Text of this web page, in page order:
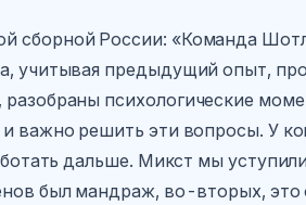
сборной России: «Команда
учитывая предыдущий опыт,
психологические
важно решить эти вопросы. У
дальше. Микст мы
был мандраж, во-вторых,